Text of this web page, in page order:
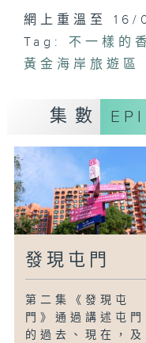
然風光景色。
網上重溫至
Tag:
不一樣的
黃金海岸旅遊區
集數
發現屯門
第二集《發現屯
門》通過講述屯門
的過去、現在，及